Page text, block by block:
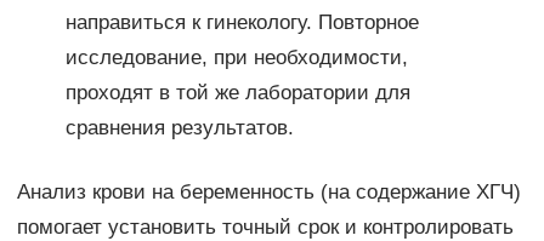
направиться к гинекологу. Повторное
исследование, при необходимости,
проходят в той же лаборатории для
сравнения результатов.
Анализ крови на беременность (на содержание ХГЧ)
помогает установить точный срок и контролировать